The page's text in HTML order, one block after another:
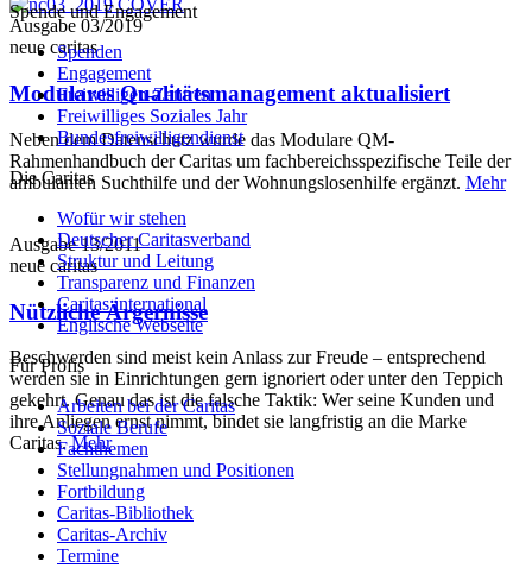
Ausgabe 03/2019
neue caritas
Modulares Qualitätsmanagement aktualisiert
Neben dem Datenschutz wurde das Modulare QM-
Rahmenhandbuch der Caritas um fachbereichsspezifische Teile der
ambulanten Suchthilfe und der Wohnungslosenhilfe ergänzt. Mehr
Ausgabe 13/2011
neue caritas
Nützliche Ärgernisse
Beschwerden sind meist kein Anlass zur Freude – entsprechend
werden sie in Einrichtungen gern ignoriert oder unter den Teppich
gekehrt. Genau das ist die falsche Taktik: Wer seine Kunden und
ihre Anliegen ernst nimmt, bindet sie langfristig an die Marke
Caritas.Mehr
Spende und Engagement
Spenden
Engagement
Freiwilligen-Zentren
Freiwilliges Soziales Jahr
Bundesfreiwilligendienst
Die Caritas
Wofür wir stehen
Deutscher Caritasverband
Struktur und Leitung
Transparenz und Finanzen
Caritas international
Englische Webseite
Für Profis
Arbeiten bei der Caritas
Soziale Berufe
Fachthemen
Stellungnahmen und Positionen
Fortbildung
Caritas-Bibliothek
Caritas-Archiv
Termine